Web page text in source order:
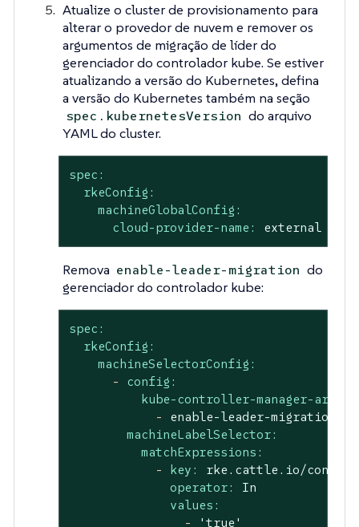
Atualize o cluster de provisionamento para
alterar o provedor de nuvem e remover os
argumentos de migração de líder do
gerenciador do controlador kube. Se estiver
atualizando a versão do Kubernetes, defina
a versão do Kubernetes também na seção
spec.kubernetesVersion do arquivo
YAML do cluster.
spec:
rkeConfig:
machineGlobalConfig:
cloud-provider-name:
external
Remova enable-leader-migration do
gerenciador do controlador kube:
spec:
rkeConfig:
machineSelectorConfig:
-
config:
kube-controller-manager-arg:
-
enable-leader-migration
machineLabelSelector:
matchExpressions:
-
key:
rke.cattle.io/
operator:
In
values:
-
'true'